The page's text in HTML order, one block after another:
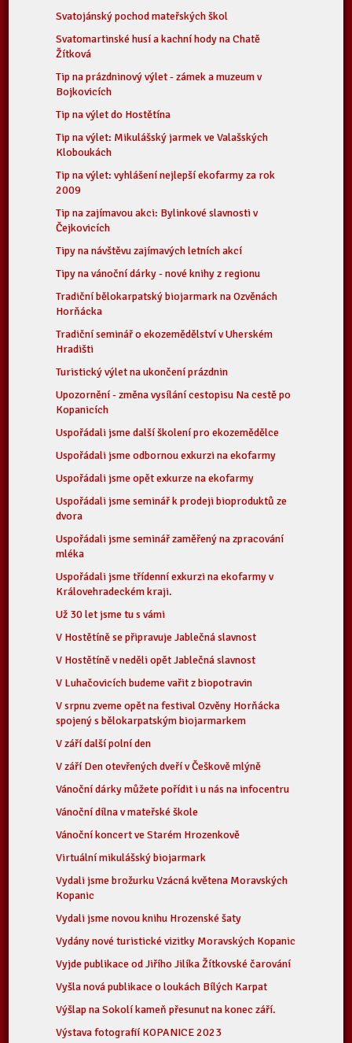
Svatojánský pochod mateřských škol
Svatomartinské husí a kachní hody na Chatě
Žítková
Tip na prázdninový výlet - zámek a muzeum v
Bojkovicích
Tip na výlet do Hostětína
Tip na výlet: Mikulášský jarmek ve Valašských
Kloboukách
Tip na výlet: vyhlášení nejlepší ekofarmy za rok
2009
Tip na zajímavou akci: Bylinkové slavnosti v
Čejkovicích
Tipy na návštěvu zajímavých letních akcí
Tipy na vánoční dárky - nové knihy z regionu
Tradiční bělokarpatský biojarmark na Ozvěnách
Horňácka
Tradiční seminář o ekozemědělství v Uherském
Hradišti
Turistický výlet na ukončení prázdnin
Upozornění - změna vysílání cestopisu Na cestě po
Kopanicích
Uspořádali jsme další školení pro ekozemědělce
Uspořádali jsme odbornou exkurzi na ekofarmy
Uspořádali jsme opět exkurze na ekofarmy
Uspořádali jsme seminář k prodeji bioproduktů ze
dvora
Uspořádali jsme seminář zaměřený na zpracování
mléka
Uspořádali jsme třídenní exkurzi na ekofarmy v
Královehradeckém kraji.
Už 30 let jsme tu s vámi
V Hostětíně se připravuje Jablečná slavnost
V Hostětíně v neděli opět Jablečná slavnost
V Luhačovicích budeme vařit z biopotravin
V srpnu zveme opět na festival Ozvěny Horňácka
spojený s bělokarpatským biojarmarkem
V září další polní den
V září Den otevřených dveří v Češkově mlýně
Vánoční dárky můžete pořídit i u nás na infocentru
Vánoční dílna v mateřské škole
Vánoční koncert ve Starém Hrozenkově
Virtuální mikulášský biojarmark
Vydali jsme brožurku Vzácná květena Moravských
Kopanic
Vydali jsme novou knihu Hrozenské šaty
Vydány nové turistické vizitky Moravských Kopanic
Vyjde publikace od Jiřího Jilíka Žítkovské čarování
Vyšla nová publikace o loukách Bílých Karpat
Výšlap na Sokolí kameň přesunut na konec září.
Výstava fotografií KOPANICE 2023